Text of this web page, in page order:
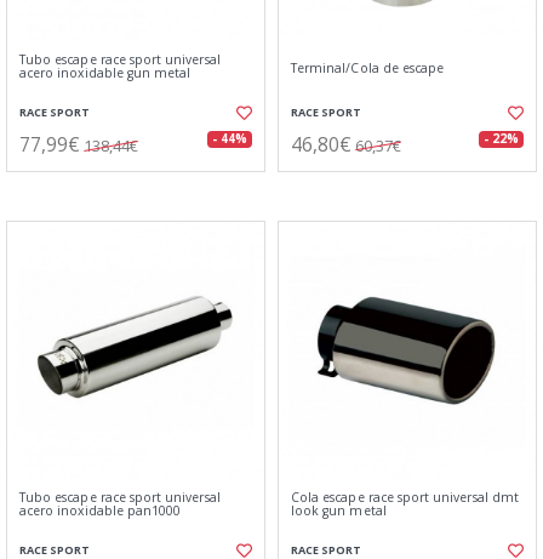
Tubo escape race sport universal
acero inoxidable gun metal
RACE SPORT
77,99€ 138,44€ - 44%
Terminal/Cola de escape
RACE SPORT
46,80€ 60,37€ - 22%
Tubo escape race sport universal
acero inoxidable pan1000
RACE SPORT
Cola escape race sport universal dmt
look gun metal
RACE SPORT